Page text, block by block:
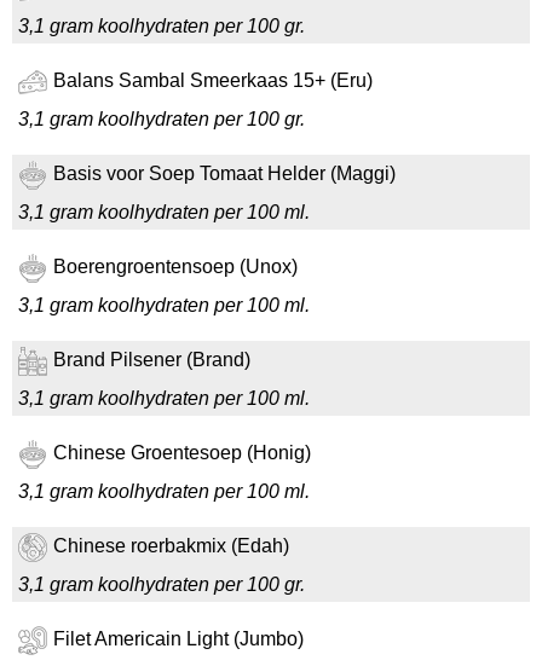
3,1 gram koolhydraten per 100 gr.
Balans Sambal Smeerkaas 15+ (Eru)
3,1 gram koolhydraten per 100 gr.
Basis voor Soep Tomaat Helder (Maggi)
3,1 gram koolhydraten per 100 ml.
Boerengroentensoep (Unox)
3,1 gram koolhydraten per 100 ml.
Brand Pilsener (Brand)
3,1 gram koolhydraten per 100 ml.
Chinese Groentesoep (Honig)
3,1 gram koolhydraten per 100 ml.
Chinese roerbakmix (Edah)
3,1 gram koolhydraten per 100 gr.
Filet Americain Light (Jumbo)